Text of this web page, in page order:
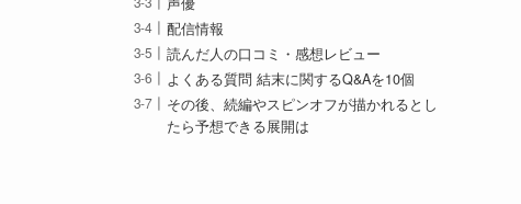
配信情報
読んだ人の口コミ・感想レビュー
よくある質問 結末に関するQ&Aを10個
その後、続編やスピンオフが描かれるとし
たら予想できる展開は